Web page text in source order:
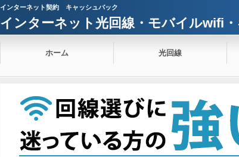
インターネット契約 キャッシュバック
インターネット光回線・モバイルwifi
ホーム 光回線